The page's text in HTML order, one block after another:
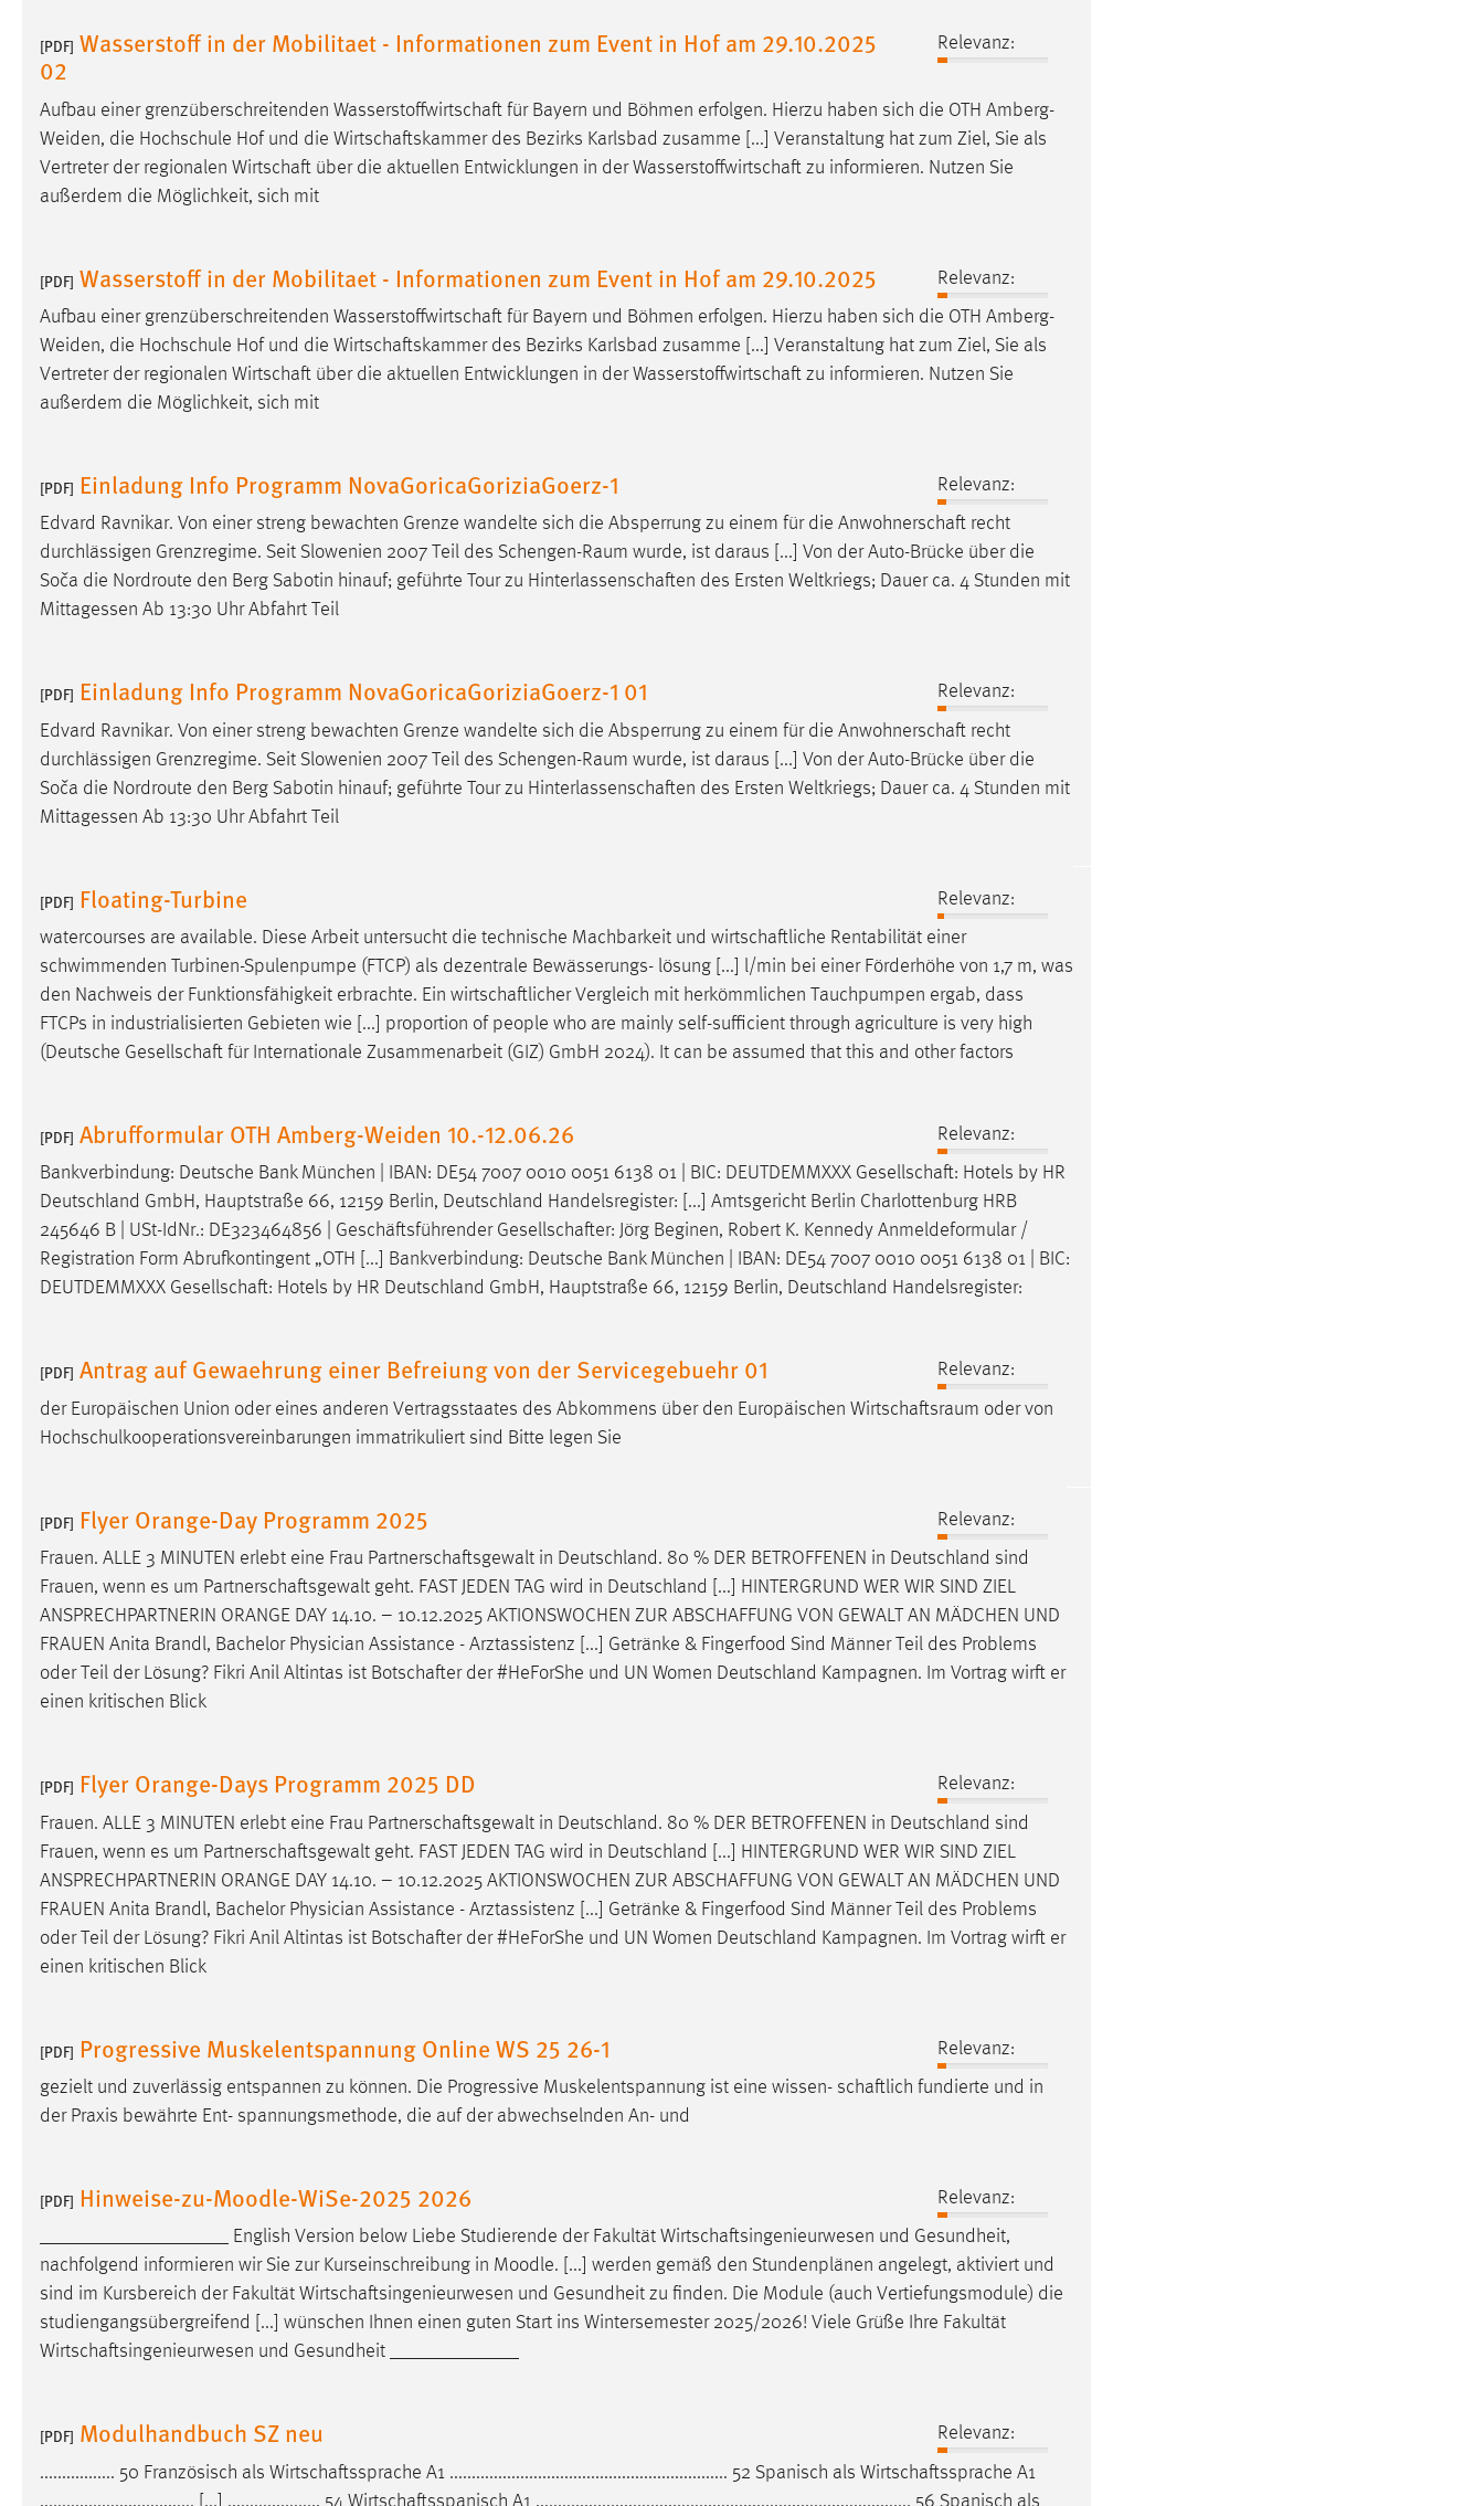
[PDF] Wasserstoff in der Mobilitaet - Informationen zum Event in Hof am 29.10.2025
02
Relevanz:
Aufbau einer grenzüberschreitenden Wasserstoffwirtschaft für Bayern und Böhmen erfolgen. Hierzu haben sich die OTH Amberg-
Weiden, die Hochschule Hof und die Wirtschaftskammerdes Bezirks Karlsbad zusamme [...] Veranstaltung hat zum Ziel, Sie als
Vertreter der regionalen Wirtschaft über die aktuellen Entwicklungen in derWasserstoffwirtschaft zu informieren. Nutzen Sie
außerdem die Möglichkeit, sich mit
[PDF] Wasserstoff in der Mobilitaet - Informationen zum Event in Hof am 29.10.2025
Relevanz:
Aufbau einer grenzüberschreitenden Wasserstoffwirtschaft für Bayern und Böhmen erfolgen. Hierzu haben sich die OTH Amberg-
Weiden, die Hochschule Hof und die Wirtschaftskammerdes Bezirks Karlsbad zusamme [...] Veranstaltung hat zum Ziel, Sie als
Vertreter der regionalen Wirtschaft über die aktuellen Entwicklungen in derWasserstoffwirtschaft zu informieren. Nutzen Sie
außerdem die Möglichkeit, sich mit
[PDF] Einladung Info Programm NovaGoricaGoriziaGoerz-1
Relevanz:
Edvard Ravnikar. Von einer streng bewachten Grenze wandelte sich die Absperrung zu einem für die Anwohnerschaft recht
durchlässigen Grenzregime. Seit Slowenien 2007 Teil des Schengen-Raum wurde, ist daraus [...] Von der Auto-Brücke über die
Soča die Nordroute den Berg Sabotin hinauf; geführte Tour zu Hinterlassenschaften des Ersten Weltkriegs; Dauer ca. 4 Stunden mit
Mittagessen Ab 13:30 Uhr Abfahrt Teil
[PDF] Einladung Info Programm NovaGoricaGoriziaGoerz-1 01
Relevanz:
Edvard Ravnikar. Von einer streng bewachten Grenze wandelte sich die Absperrung zu einem für die Anwohnerschaft recht
durchlässigen Grenzregime. Seit Slowenien 2007 Teil des Schengen-Raum wurde, ist daraus [...] Von der Auto-Brücke über die
Soča die Nordroute den Berg Sabotin hinauf; geführte Tour zu Hinterlassenschaften des Ersten Weltkriegs; Dauer ca. 4 Stunden mit
Mittagessen Ab 13:30 Uhr Abfahrt Teil
[PDF] Floating-Turbine
Relevanz:
watercourses are available. Diese Arbeit untersucht die technische Machbarkeit und wirtschaftliche Rentabilität einer
schwimmenden Turbinen-Spulenpumpe (FTCP) als dezentrale Bewässerungs- lösung [...] l/min bei einer Förderhöhe von 1,7 m, was
den Nachweis der Funktionsfähigkeit erbrachte. Ein wirtschaftlicherVergleich mit herkömmlichen Tauchpumpen ergab, dass
FTCPs in industrialisierten Gebieten wie [...] proportion of people who are mainly self-sufficient through agriculture is very high
(Deutsche Gesellschaft für Internationale Zusammenarbeit (GIZ) GmbH 2024). It can be assumed that this and other factors
[PDF] Abrufformular OTH Amberg-Weiden 10.-12.06.26
Relevanz:
Bankverbindung: Deutsche Bank München | IBAN: DE54 7007 0010 0051 6138 01 | BIC: DEUTDEMMXXX Gesellschaft: Hotels by HR
Deutschland GmbH, Hauptstraße 66, 12159 Berlin, Deutschland Handelsregister: [...] Amtsgericht Berlin Charlottenburg HRB
245646 B | USt-IdNr.: DE323464856 | Geschäftsführender Gesellschafter: Jörg Beginen, Robert K. Kennedy Anmeldeformular /
Registration Form Abrufkontingent „OTH [...] Bankverbindung: Deutsche Bank München | IBAN: DE54 7007 0010 0051 6138 01 | BIC:
DEUTDEMMXXX Gesellschaft: Hotels by HR Deutschland GmbH, Hauptstraße 66, 12159 Berlin, Deutschland Handelsregister:
[PDF] Antrag auf Gewaehrung einer Befreiung von der Servicegebuehr 01
Relevanz:
der Europäischen Union oder eines anderen Vertragsstaates des Abkommens über den Europäischen Wirtschaftsraum oder von
Hochschulkooperationsvereinbarungen immatrikuliert sind Bitte legen Sie
[PDF] Flyer Orange-Day Programm 2025
Relevanz:
Frauen. ALLE 3 MINUTEN erlebt eine Frau Partnerschaftsgewalt in Deutschland. 80 % DER BETROFFENEN in Deutschland sind
Frauen, wenn es um Partnerschaftsgewalt geht. FAST JEDEN TAG wird in Deutschland [...] HINTERGRUND WER WIR SIND ZIEL
ANSPRECHPARTNERIN ORANGE DAY 14.10. – 10.12.2025 AKTIONSWOCHEN ZUR ABSCHAFFUNG VON GEWALT AN MÄDCHEN UND
FRAUEN Anita Brandl, Bachelor Physician Assistance - Arztassistenz [...] Getränke & Fingerfood Sind Männer Teil des Problems
oder Teil der Lösung? Fikri Anil Altintas ist Botschafterder #HeForShe und UN Women Deutschland Kampagnen. Im Vortrag wirft er
einen kritischen Blick
[PDF] Flyer Orange-Days Programm 2025 DD
Relevanz:
Frauen. ALLE 3 MINUTEN erlebt eine Frau Partnerschaftsgewalt in Deutschland. 80 % DER BETROFFENEN in Deutschland sind
Frauen, wenn es um Partnerschaftsgewalt geht. FAST JEDEN TAG wird in Deutschland [...] HINTERGRUND WER WIR SIND ZIEL
ANSPRECHPARTNERIN ORANGE DAY 14.10. – 10.12.2025 AKTIONSWOCHEN ZUR ABSCHAFFUNG VON GEWALT AN MÄDCHEN UND
FRAUEN Anita Brandl, Bachelor Physician Assistance - Arztassistenz [...] Getränke & Fingerfood Sind Männer Teil des Problems
oder Teil der Lösung? Fikri Anil Altintas ist Botschafterder #HeForShe und UN Women Deutschland Kampagnen. Im Vortrag wirft er
einen kritischen Blick
[PDF] Progressive Muskelentspannung Online WS 25 26-1
Relevanz:
gezielt und zuverlässig entspannen zu können. Die Progressive Muskelentspannung ist eine wissen- schaftlich fundierte und in
der Praxis bewährte Ent- spannungsmethode, die auf der abwechselnden An- und
[PDF] Hinweise-zu-Moodle-WiSe-2025 2026
Relevanz:
___________________ English Version below Liebe Studierende der Fakultät Wirtschaftsingenieurwesen und Gesundheit,
nachfolgend informieren wir Sie zur Kurseinschreibung in Moodle. [...] werden gemäß den Stundenplänen angelegt, aktiviert und
sind im Kursbereich der Fakultät Wirtschaftsingenieurwesen und Gesundheit zu finden. Die Module (auch Vertiefungsmodule) die
studiengangsübergreifend [...] wünschen Ihnen einen guten Start ins Wintersemester 2025/2026! Viele Grüße Ihre Fakultät
Wirtschaftsingenieurwesen und Gesundheit _____________
[PDF] Modulhandbuch SZ neu
Relevanz:
................. 50 Französisch als Wirtschaftssprache A1 ............................................................... 52 Spanisch als Wirtschaftssprache A1
................................... [...] ..................... 54 Wirtschaftsspanisch A1 ..................................................................................... 56 Spanisch als
Cookie Laufzeit:
Sitzungslaufzeit, mibew_locale = 3
Jahre, MIBEW_UserID = 1 Jahr
Login
Zweck:
Dieser Cookie ist notwendig um sich an
Cookie Laufzeit: 24 Stunden
Diese Informationen helfen uns zu verstehen, wie
unsere Besucher unsere Website nutzen.
Matomo
Name: _pk_ref, _pk_cvar, _pk_id, _pk_ses
Cookie Laufzeit: Max. 13 Monate
MARKETING
Marketing Cookies werden von Drittanbietern
hinweg verfolgen.
Google Ads
Name: _gcl_au
Anbieter: Google Ireland Limited
Cookie Laufzeit: 3 Monate
Facebook Pixel
Name: _fbp
Anbieter: Facebook
Cookie Laufzeit: 3 Monate
EXTERNE MEDIEN
Plattformen anzeigen zu können, werden von diesen
externen Medien Cookies gesetzt.
YouTube
Vimeo